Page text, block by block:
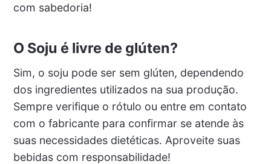
com sabedoria!
O Soju é livre de glúten?
Sim, o soju pode ser sem glúten, dependendo
dos ingredientes utilizados na sua produção.
Sempre verifique o rótulo ou entre em contato
com o fabricante para confirmar se atende às
suas necessidades dietéticas. Aproveite suas
bebidas com responsabilidade!